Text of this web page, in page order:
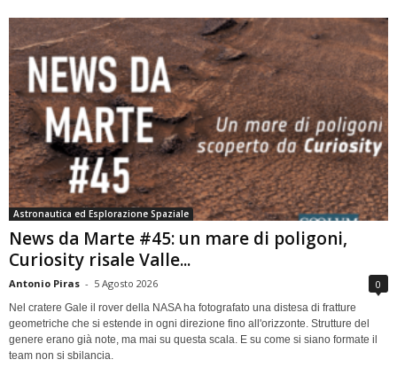
Astronautica ed Esplorazione Spaziale
News da Marte #45: un mare di poligoni,
Curiosity risale Valle...
Antonio Piras - 5 Agosto 2026 0
Nel cratere Gale il rover della NASA ha fotografato una distesa di fratture
geometriche che si estende in ogni direzione fino all'orizzonte. Strutture del
genere erano già note, ma mai su questa scala. E su come si siano formate il
team non si sbilancia.